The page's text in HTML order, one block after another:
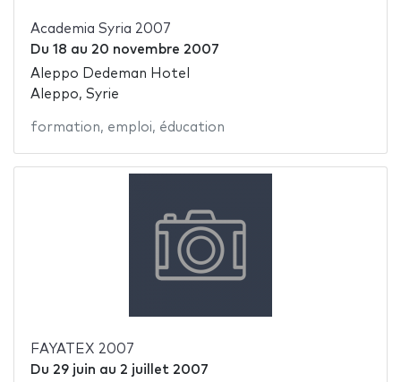
Academia Syria 2007
Du 18 au 20 novembre 2007
Aleppo Dedeman Hotel
Aleppo, Syrie
formation, emploi, éducation
FAYATEX 2007
Du 29 juin au 2 juillet 2007